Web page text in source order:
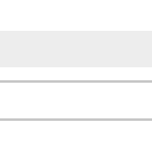
索: